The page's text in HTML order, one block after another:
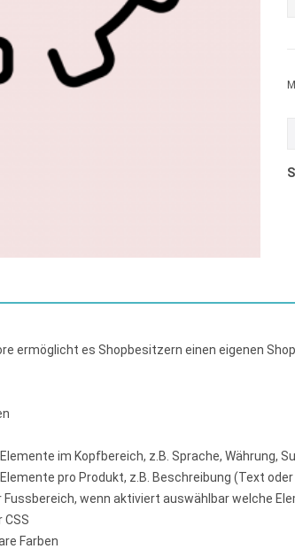
ermöglicht es Shopbesitzern einen eigenen
im Kopfbereich, z.B. Sprache, Währung,
pro Produkt, z.B. Beschreibung (Text oder
wenn aktiviert auswählbar welche
Farben